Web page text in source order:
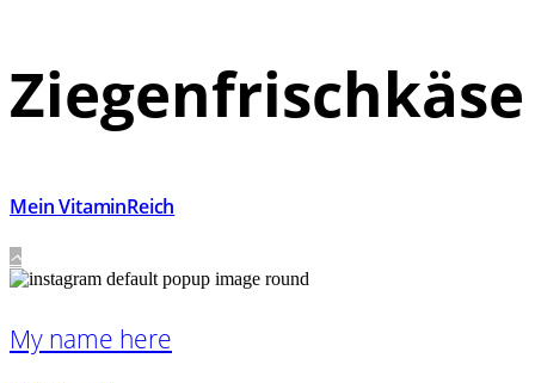
Ziegenfrischkäse
Mein VitaminReich
My name here